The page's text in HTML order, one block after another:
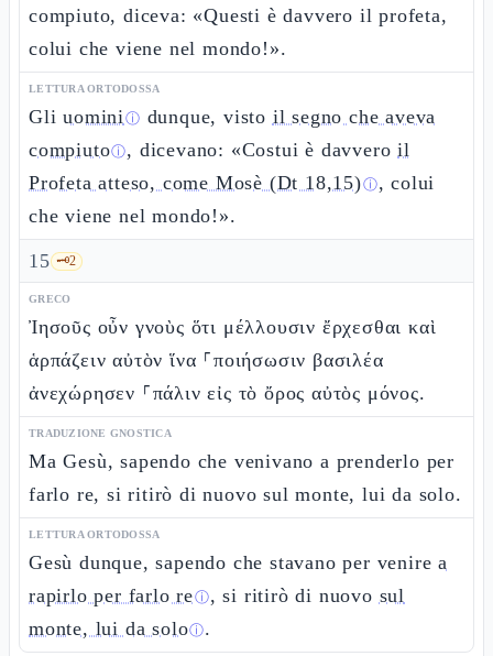
compiuto, diceva: «Questi è davvero il profeta,
colui che viene nel mondo!».
LETTURA ORTODOSSA
Gliuominiⓘ dunque, visto il segno che aveva
compiutoⓘ, dicevano: «Costui è davveroil
Profeta atteso, come Mosè (Dt 18,15)ⓘ, colui
che viene nel mondo!».
15 🗝️2
GRECO
Ἰησοῦς οὖν γνοὺς ὅτι μέλλουσιν ἔρχεσθαι καὶ
ἁρπάζειν αὐτὸν ἵνα ⸀ποιήσωσιν βασιλέα
ἀνεχώρησεν ⸀πάλιν εἰς τὸ ὄρος αὐτὸς μόνος.
TRADUZIONE GNOSTICA
Ma Gesù, sapendo che venivano a prenderlo per
farlo re, si ritirò di nuovo sul monte, lui da solo.
LETTURA ORTODOSSA
Gesù dunque, sapendo che stavano per venirea
rapirlo per farlo reⓘ, si ritirò di nuovo sul
monte, lui da soloⓘ.